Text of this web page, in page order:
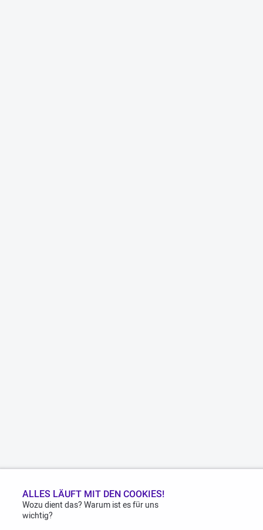
ALLES LÄUFT MIT DEN COOKIES!
Wozu dient das? Warum ist es für uns
wichtig?